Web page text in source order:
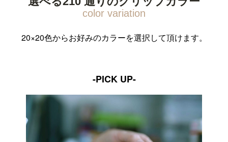
20×20色からお好みのカラーを選択して頂けます。
-PICK UP-